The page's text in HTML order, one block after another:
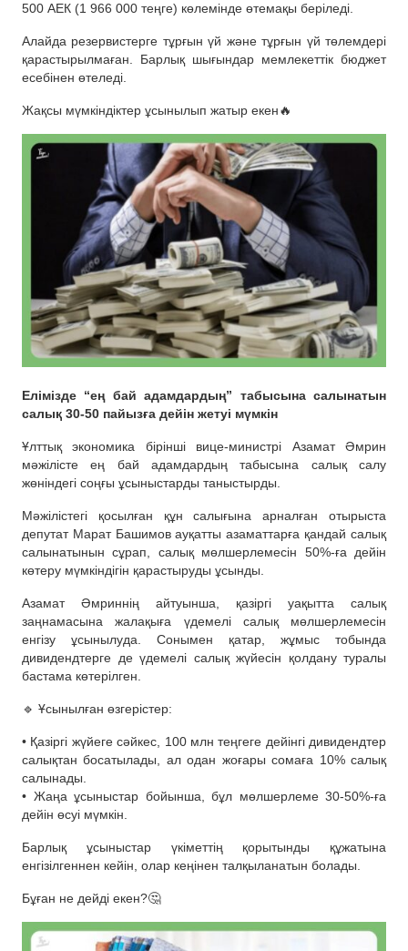
500 АЕК (1 966 000 теңге) көлемінде өтемақы беріледі.
Алайда резервистерге тұрғын үй және тұрғын үй төлемдері
қарастырылмаған. Барлық шығындар мемлекеттік бюджет
есебінен өтеледі.
Жақсы мүмкіндіктер ұсынылып жатыр екен🔥
Елімізде “ең бай адамдардың” табысына салынатын
салық 30-50 пайызға дейін жетуі мүмкін
Ұлттық экономика бірінші вице-министрі Азамат Әмрин
мәжілісте ең бай адамдардың табысына салық салу
жөніндегі соңғы ұсыныстарды таныстырды.
Мәжілістегі қосылған құн салығына арналған отырыста
депутат Марат Башимов ауқатты азаматтарға қандай салық
салынатынын сұрап, салық мөлшерлемесін 50%-ға дейін
көтеру мүмкіндігін қарастыруды ұсынды.
Азамат Әмриннің айтуынша, қазіргі уақытта салық
заңнамасына жалақыға үдемелі салық мөлшерлемесін
енгізу ұсынылуда. Сонымен қатар, жұмыс тобында
дивидендтерге де үдемелі салық жүйесін қолдану туралы
бастама көтерілген.
🔹 Ұсынылған өзгерістер:
• Қазіргі жүйеге сәйкес, 100 млн теңгеге дейінгі дивидендтер
салықтан босатылады, ал одан жоғары сомаға 10% салық
салынады.
• Жаңа ұсыныстар бойынша, бұл мөлшерлеме 30-50%-ға
дейін өсуі мүмкін.
Барлық ұсыныстар үкіметтің қорытынды құжатына
енгізілгеннен кейін, олар кеңінен талқыланатын болады.
Бұған не дейді екен?🤔